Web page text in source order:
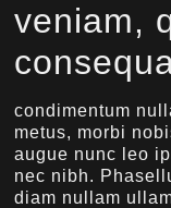
veniam,
condimentum
metus, morbi
augue nunc leo
nec nibh.
diam nullam